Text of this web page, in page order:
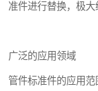
准件进行替换，极大
广泛的应用领域
管件标准件的应用范